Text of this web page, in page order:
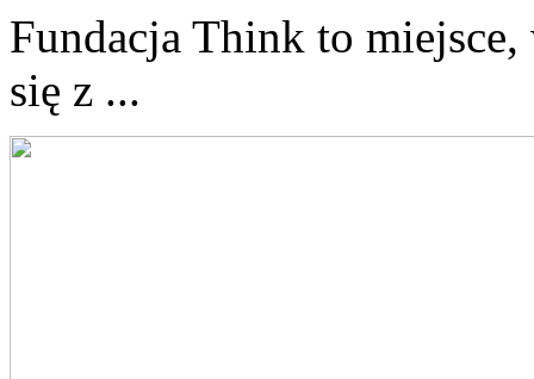
Fundacja Think to
się z ...